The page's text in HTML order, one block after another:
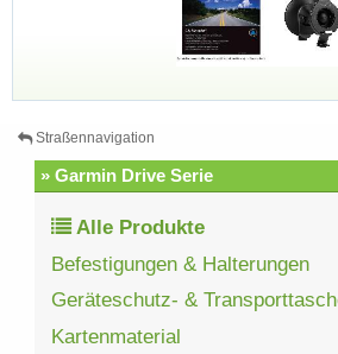
Straßennavigation
» Garmin Drive Serie
Alle Produkte
Befestigungen & Halterungen
Geräteschutz- &
Kartenmaterial